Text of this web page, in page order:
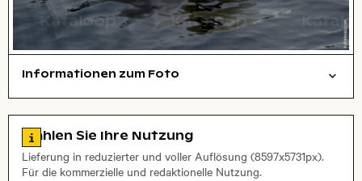
Informationen zum Foto
, Objektiv
Zu den Lizenzinformationen springen
Wählen Sie Ihre Nutzung
Lieferung in reduzierter und voller Auflösung (8597x5731px).
Für die kommerzielle und redaktionelle Nutzung.